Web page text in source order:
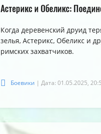
5.0
Астерикс и Обеликс:
Когда деревенский друид
зелья, Астерикс, Обеликс и
римских захватчиков.
Боевики | Дата: 01.05.2025,